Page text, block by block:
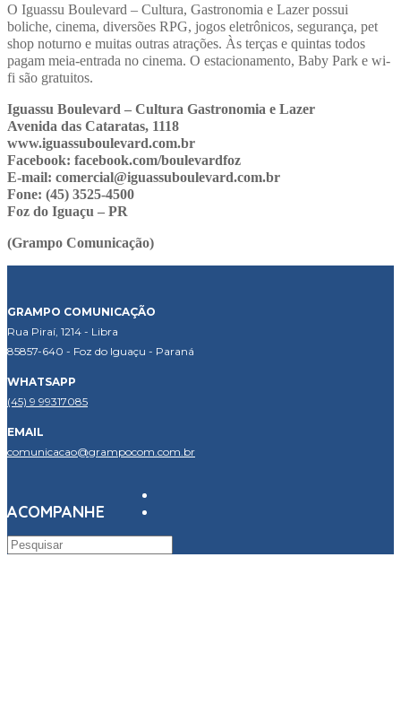
O Iguassu Boulevard – Cultura, Gastronomia e Lazer possui
boliche, cinema, diversões RPG, jogos eletrônicos, segurança, pet
shop noturno e muitas outras atrações. Às terças e quintas todos
pagam meia-entrada no cinema. O estacionamento, Baby Park e wi-
fi são gratuitos.
Iguassu Boulevard – Cultura Gastronomia e Lazer
Avenida das Cataratas, 1118
www.iguassuboulevard.com.br
Facebook: facebook.com/boulevardfoz
E-mail: comercial@iguassuboulevard.com.br
Fone: (45) 3525-4500
Foz do Iguaçu – PR
(Grampo Comunicação)
GRAMPO COMUNICAÇÃO
Rua Piraí, 1214 - Libra
85857-640 - Foz do Iguaçu - Paraná
WHATSAPP
(45) 9 99317085
EMAIL
comunicacao@grampocom.com.br
ACOMPANHE